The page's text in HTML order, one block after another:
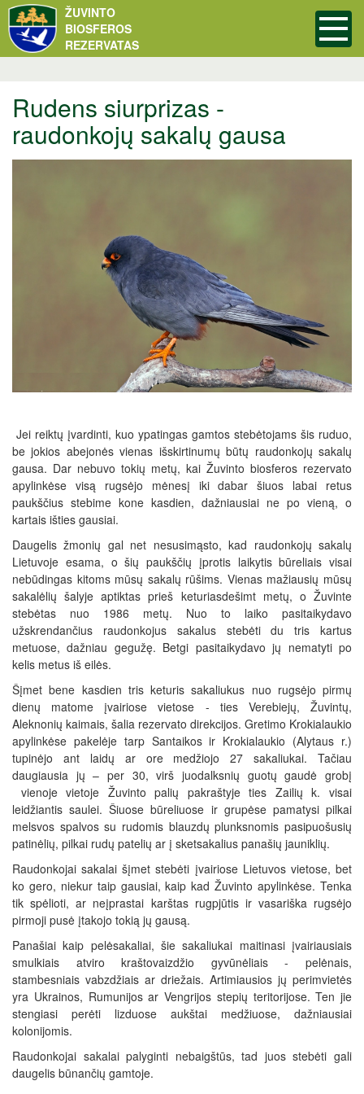
ŽUVINTO
BIOSFEROS
REZERVATAS
Rudens siurprizas -
raudonkojų sakalų gausa
Jei reiktų įvardinti, kuo ypatingas gamtos stebėtojams šis ruduo,
be jokios abejonės vienas išskirtinumų būtų raudonkojų sakalų
gausa. Dar nebuvo tokių metų, kai Žuvinto biosferos rezervato
apylinkėse visą rugsėjo mėnesį iki dabar šiuos labai retus
paukščius stebime kone kasdien, dažniausiai ne po vieną, o
kartais išties gausiai.
Daugelis žmonių gal net nesusimąsto, kad raudonkojų sakalų
Lietuvoje esama, o šių paukščių įprotis laikytis būreliais visai
nebūdingas kitoms mūsų sakalų rūšims. Vienas mažiausių mūsų
sakalėlių šalyje aptiktas prieš keturiasdešimt metų, o Žuvinte
stebėtas nuo 1986 metų. Nuo to laiko pasitaikydavo
užskrendančius raudonkojus sakalus stebėti du tris kartus
metuose, dažniau gegužę. Betgi pasitaikydavo jų nematyti po
kelis metus iš eilės.
Šįmet bene kasdien tris keturis sakaliukus nuo rugsėjo pirmų
dienų matome įvairiose vietose - ties Verebiejų, Žuvintų,
Aleknonių kaimais, šalia rezervato direkcijos. Gretimo Krokialaukio
apylinkėse pakelėje tarp Santaikos ir Krokialaukio (Alytaus r.)
tupinėjo ant laidų ar ore medžiojo 27 sakaliukai. Tačiau
daugiausia jų – per 30, virš juodalksnių guotų gaudė grobį
vienoje vietoje Žuvinto palių pakraštyje ties Zailių k. visai
leidžiantis saulei. Šiuose būreliuose ir grupėse pamatysi pilkai
melsvos spalvos su rudomis blauzdų plunksnomis pasipuošusių
patinėlių, pilkai rudų patelių ar į sketsakalius panašių jauniklių.
Raudonkojai sakalai šįmet stebėti įvairiose Lietuvos vietose, bet
ko gero, niekur taip gausiai, kaip kad Žuvinto apylinkėse. Tenka
tik spėlioti, ar neįprastai karštas rugpjūtis ir vasariška rugsėjo
pirmoji pusė įtakojo tokią jų gausą.
Panašiai kaip pelėsakaliai, šie sakaliukai maitinasi įvairiausiais
smulkiais atviro kraštovaizdžio gyvūnėliais - pelėnais,
stambesniais vabzdžiais ar driežais. Artimiausios jų perimvietės
yra Ukrainos, Rumunijos ar Vengrijos stepių teritorijose. Ten jie
stengiasi perėti lizduose aukštai medžiuose, dažniausiai
kolonijomis.
Raudonkojai sakalai palyginti nebaigštūs, tad juos stebėti gali
daugelis būnančių gamtoje.